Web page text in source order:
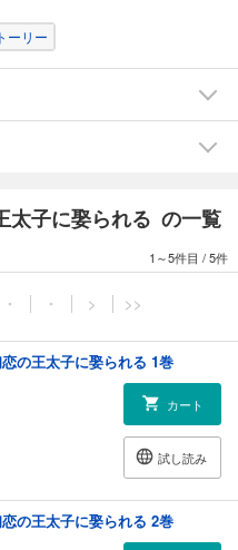
ーリー
太子に娶られる の一覧
1～5件目 /5件
・ ・ > >>
の王太子に娶られる 1巻
カート
試し読み
の王太子に娶られる 2巻